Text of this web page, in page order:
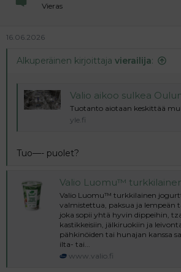
Vieras
16.06.2026
Alkuperäinen kirjoittaja vierailija:
Valio aikoo sulkea Oulun-tehtaan –
Tuotanto aiotaan keskittää
yle.fi
Tuo—- puolet?
Valio Luomu™
Valio Luomu™ turkkilainen
valmistettua, paksua ja lempeän
joka sopii yhtä hyvin dippeihin,
kastikkeisiin, jälkiruokiin ja
pähkinöiden tai hunajan kanssa
ilta- tai...
www.valio.fi